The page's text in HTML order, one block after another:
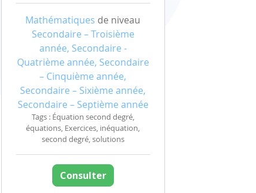
Mathématiques de niveau
Secondaire – Troisième
année, Secondaire -
Quatrième année, Secondaire
– Cinquième année,
Secondaire – Sixième année,
Secondaire – Septième année
Tags : Équation second degré,
équations, Exercices, inéquation,
second degré, solutions
Consulter